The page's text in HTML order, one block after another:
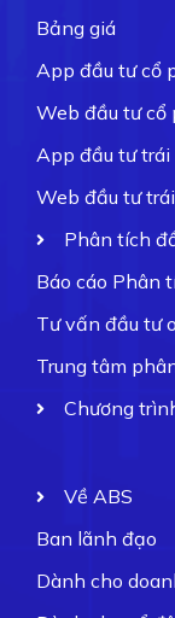
Bảng giá
App đầu tư cổ
Web đầu tư cổ
App đầu tư trái
Web đầu tư
Phân tích
Báo cáo Phân
Tư vấn đầu tư
Trung tâm
Chương
Về ABS
Ban lãnh đạo
Dành cho